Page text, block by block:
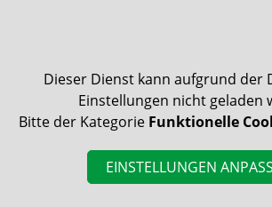
Dieser Dienst kann aufgrund der
Einstellungen nicht geladen
Bitte der Kategorie Funktionelle
EINSTELLUNGEN